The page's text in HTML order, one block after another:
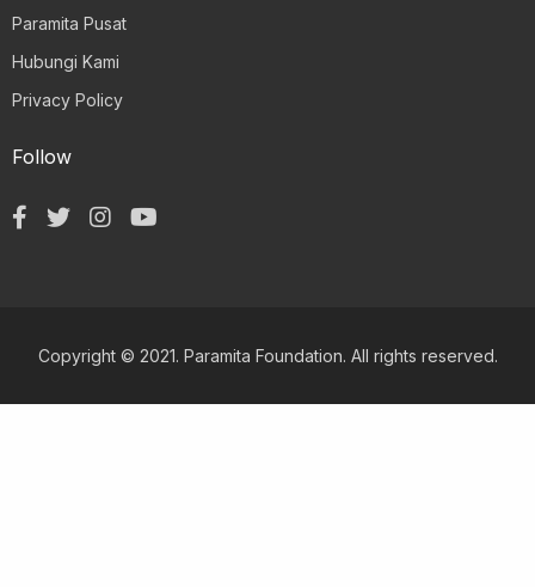
Paramita Pusat
Hubungi Kami
Privacy Policy
Follow
Copyright © 2021. Paramita Foundation. All rights reserved.